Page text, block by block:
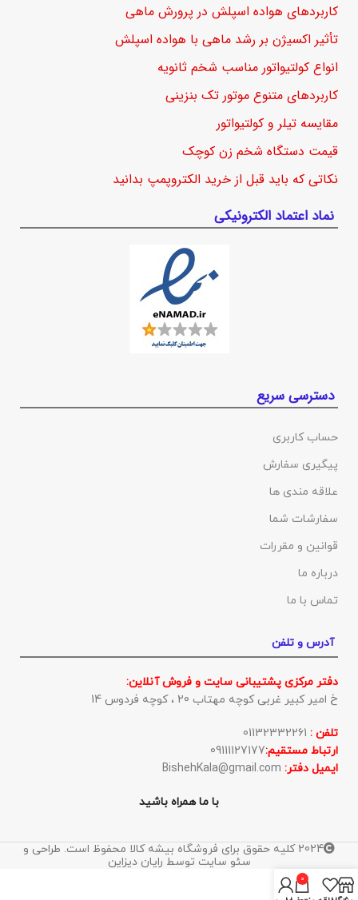
کاربردهای هواده اسپلش در پرورش ماهی
تأثیر اکسیژن بر رشد ماهی با هواده اسپلش
انواع کولتیواتور مناسب شخم ثانویه
کاربردهای متنوع موتور تک بنزینی
مقایسه تیلر و کولتیواتور
قیمت دستگاه شخم زن کوچک
نکاتی که باید قبل از خرید الکتروپمپ بدانید
نماد اعتماد الکترونیکی
دسترسی سریع
حساب کاربری
پیگیری سفارش
علاقه مندی ها
سفارشات شما
قوانین و مقررات
درباره ما
تماس با ما
آدرس و تلفن
دفتر مرکزی پشتیبانی سایت و فروش آنلاین:
خ امیر کبیر غربی کوچه مهتاب 20 ، کوچه فردوس 14
تلفن :
ارتباط مستقیم:09111127177
ایمیل دفتر:
با ما همراه باشید
2024 کلیه حقوق برای فروشگاه بیشه کالا محفوظ است. طراحی و
سئو سایت توسط رایان دیزاین
0